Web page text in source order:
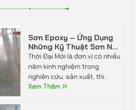
Sơn Epoxy – Ứng Dụng
Những Kỹ Thuật Sơn Nền
Nhà Xưởng
Thời Đại Mới là đơn vị có nhiều
năm kinh nghiệm trong
nghiên cứu, sản xuất, thi
công và kinh doanh về vật liệu
Xem Thêm